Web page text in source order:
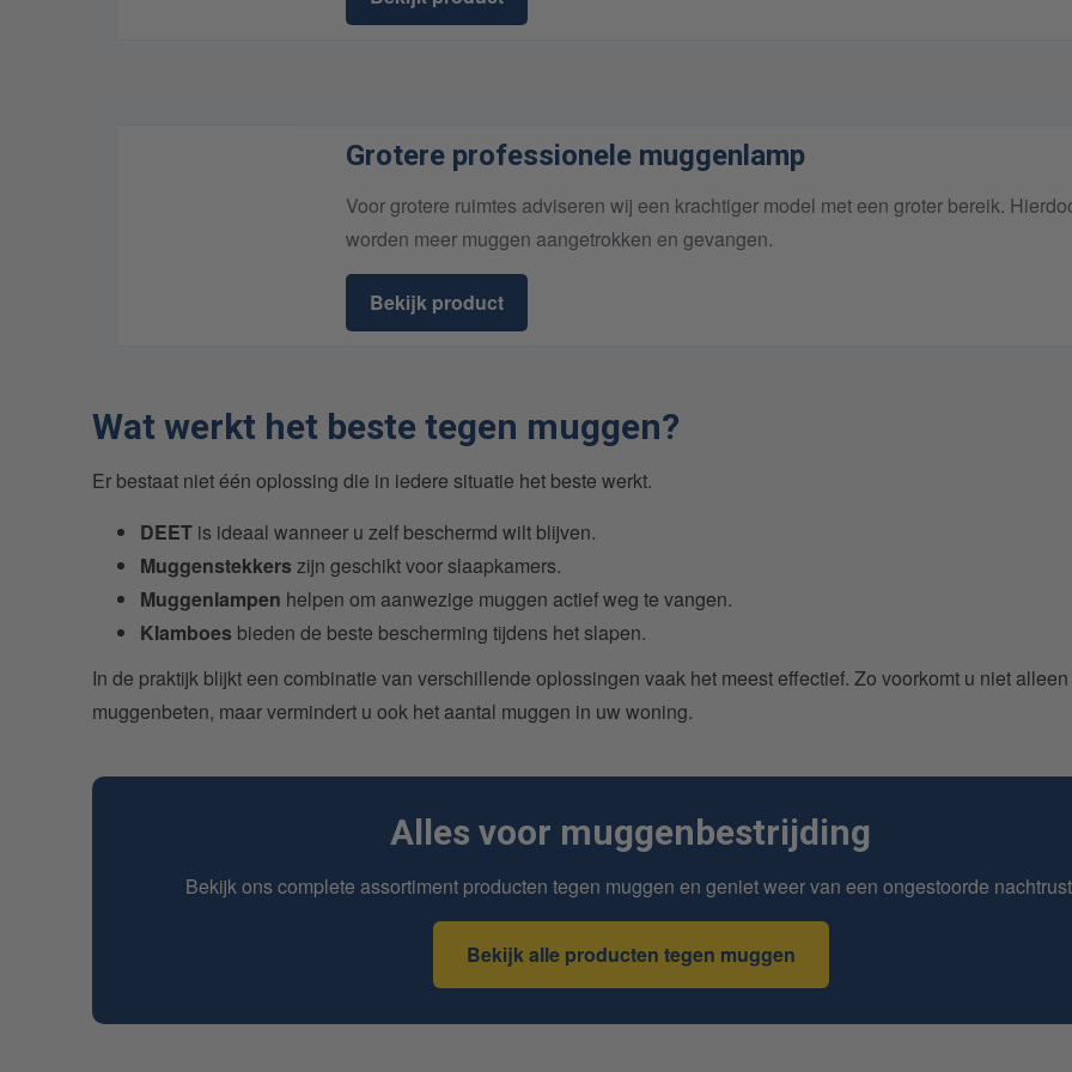
Grotere professionele muggenlamp
Voor grotere ruimtes adviseren wij een krachtiger model met een groter bereik.
worden meer muggen aangetrokken en gevangen.
Bekijk product
Wat werkt het beste tegen muggen?
Er bestaat niet één oplossing die in iedere situatie het beste werkt.
DEET is ideaal wanneer u zelf beschermd wilt blijven.
Muggenstekkers zijn geschikt voor slaapkamers.
Muggenlampen helpen om aanwezige muggen actief weg te vangen.
Klamboes bieden de beste bescherming tijdens het slapen.
In de praktijk blijkt een combinatie van verschillende oplossingen vaak het meest effectief. Zo voorkomt u niet alleen
muggenbeten, maar vermindert u ook het aantal muggen in uw woning.
Alles voor muggenbestrijding
Bekijk ons complete assortiment producten tegen muggen en geniet weer van een ongestoorde
Bekijk alle producten tegen muggen